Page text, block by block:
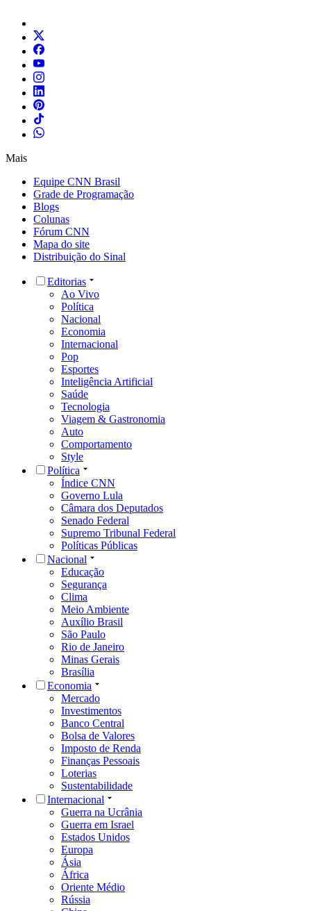
Mais
Equipe CNN Brasil
Grade de Programação
Blogs
Colunas
Fórum CNN
Mapa do site
Distribuição do Sinal
Editorias
Ao Vivo
Política
Nacional
Economia
Internacional
Pop
Esportes
Inteligência Artificial
Saúde
Tecnologia
Viagem & Gastronomia
Auto
Comportamento
Style
Política
Índice CNN
Governo Lula
Câmara dos Deputados
Senado Federal
Supremo Tribunal Federal
Políticas Públicas
Nacional
Educação
Segurança
Clima
Meio Ambiente
Auxílio Brasil
São Paulo
Rio de Janeiro
Minas Gerais
Brasília
Economia
Mercado
Investimentos
Banco Central
Bolsa de Valores
Imposto de Renda
Finanças Pessoais
Loterias
Sustentabilidade
Internacional
Guerra na Ucrânia
Guerra em Israel
Estados Unidos
Europa
Ásia
África
Oriente Médio
Rússia